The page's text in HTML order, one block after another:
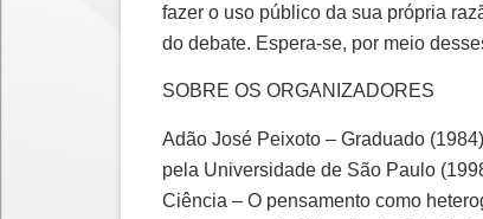
fazer o uso público da sua própria
do debate. Espera-se, por meio
SOBRE OS ORGANIZADORES
Adão José Peixoto – Graduado
pela Universidade de São Paulo
Ciência – O pensamento como